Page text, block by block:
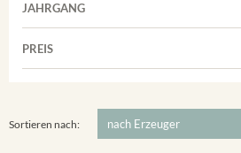
Grauburgunder
Riesling
Vorderer Winklerberg
Winklerberg Hinter Winklen
JAHRGANG
PREIS
Sortieren nach: